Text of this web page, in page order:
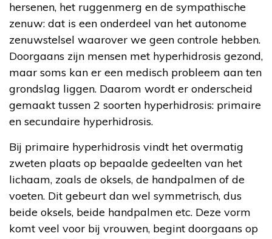
hersenen, het ruggenmerg en de sympathische
zenuw: dat is een onderdeel van het autonome
zenuwstelsel waarover we geen controle hebben.
Doorgaans zijn mensen met hyperhidrosis gezond,
maar soms kan er een medisch probleem aan ten
grondslag liggen. Daarom wordt er onderscheid
gemaakt tussen 2 soorten hyperhidrosis: primaire
en secundaire hyperhidrosis.
Bij primaire hyperhidrosis vindt het overmatig
zweten plaats op bepaalde gedeelten van het
lichaam, zoals de oksels, de handpalmen of de
voeten. Dit gebeurt dan wel symmetrisch, dus
beide oksels, beide handpalmen etc. Deze vorm
komt veel voor bij vrouwen, begint doorgaans op